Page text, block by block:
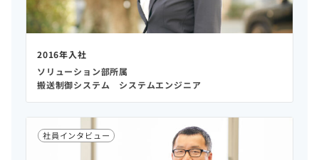
2016年入社
ソリューション部所属
搬送制御システム システムエンジニア
社員インタビュー